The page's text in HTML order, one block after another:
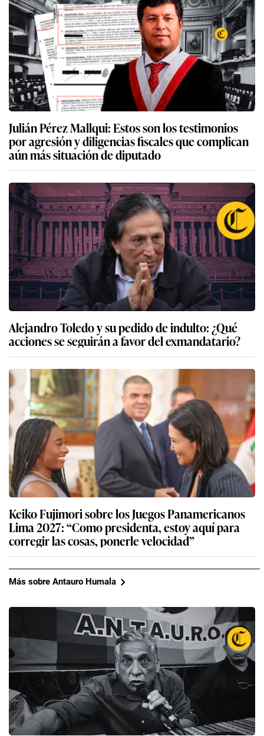
Julián Pérez Mallqui: Estos son los testimonios
por agresión y diligencias fiscales que complican
aún más situación de diputado
Alejandro Toledo y su pedido de indulto: ¿Qué
acciones se seguirán a favor del exmandatario?
Keiko Fujimori sobre los Juegos Panamericanos
Lima 2027: “Como presidenta, estoy aquí para
corregir las cosas, ponerle velocidad”
Más sobre Antauro Humala